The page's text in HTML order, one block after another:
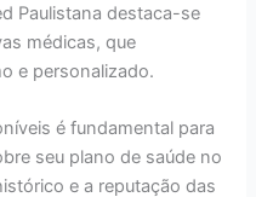
Paulistana destaca-se
médicas, que
e personalizado.
é fundamental para
seu plano de saúde no
e a reputação das